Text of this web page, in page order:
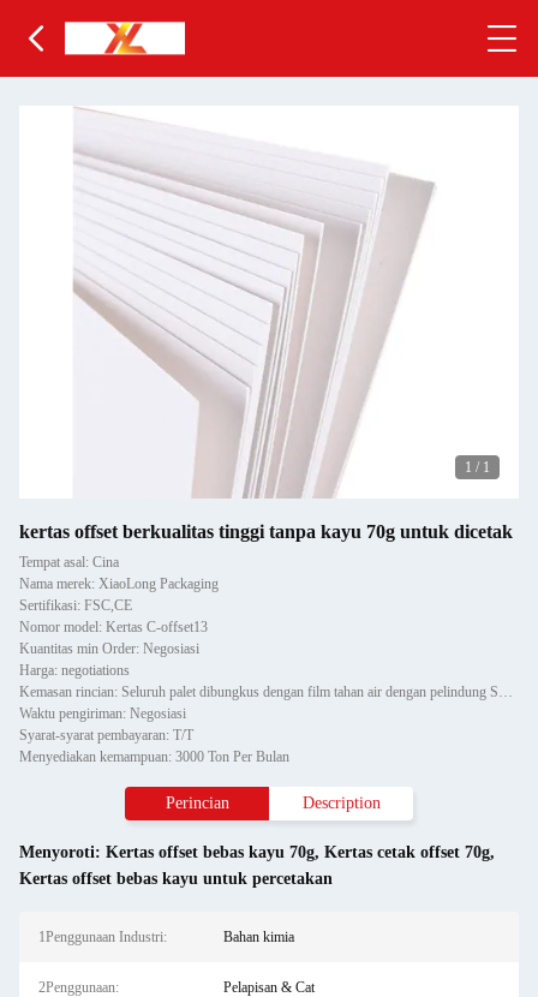
1 / 1
kertas offset berkualitas tinggi tanpa kayu 70g untuk dicetak
Tempat asal: Cina
Nama merek: XiaoLong Packaging
Sertifikasi: FSC,CE
Nomor model: Kertas C-offset13
Kuantitas min Order: Negosiasi
Harga: negotiations
Kemasan rincian: Seluruh palet dibungkus dengan film tahan air dengan pelindung Sudut Kertas dan dipasang dengan dua
Waktu pengiriman: Negosiasi
Syarat-syarat pembayaran: T/T
Menyediakan kemampuan: 3000 Ton Per Bulan
Perincian Description
Menyoroti: Kertas offset bebas kayu 70g, Kertas cetak offset 70g,
Kertas offset bebas kayu untuk percetakan
1Penggunaan Industri: Bahan kimia
2Penggunaan: Pelapisan & Cat